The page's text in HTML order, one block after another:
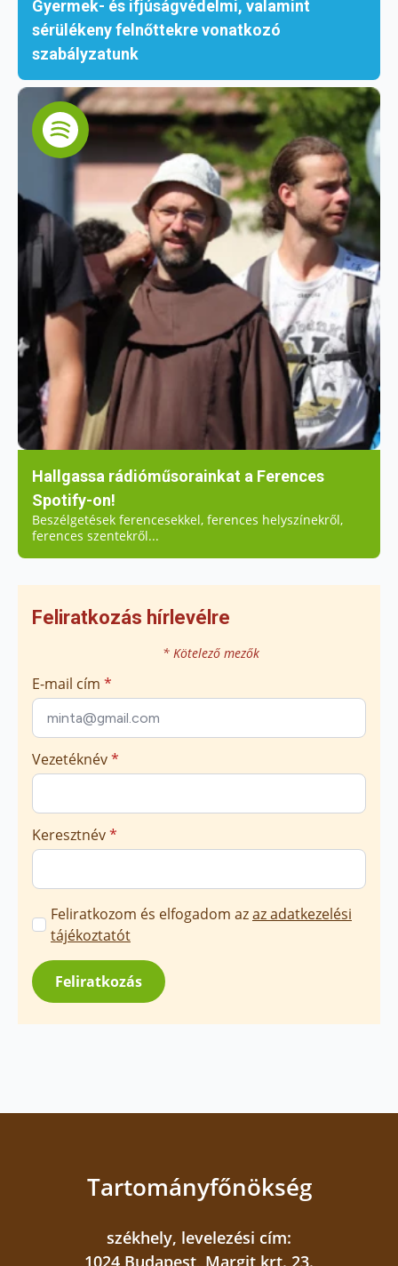
Gyermek- és ifjúságvédelmi, valamint
sérülékeny felnőttekre vonatkozó
szabályzatunk
Hallgassa rádióműsorainkat a Ferences
Spotify-on!
Beszélgetések ferencesekkel, ferences helyszínekről,
ferences szentekről...
Feliratkozás hírlevélre
* Kötelező mezők
E-mail cím *
Vezetéknév*
Keresztnév*
Marketing
üzenetek
jóváhagyása
*
Feliratkozom és elfogadom azaz adatkezelési
tájékoztatót
Feliratkozás
Tartományfőnökség
székhely, levelezési cím:
1024 Budapest, Margit krt. 23.